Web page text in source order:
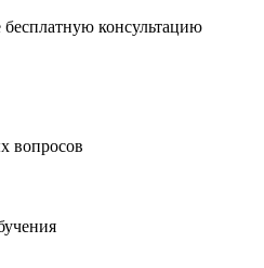
консультацию
вопросов